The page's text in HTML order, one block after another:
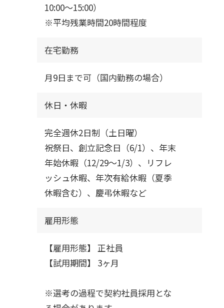
10:00～15:00）
※平均残業時間20時間程度
在宅勤務
月9日まで可（国内勤務の場合）
休日・休暇
完全週休2日制（土日曜）
祝祭日、創立記念日（6/1）、年末
年始休暇（12/29～1/3）、リフレ
ッシュ休暇、年次有給休暇（夏季
休暇含む）、慶弔休暇など
雇用形態
【雇用形態】 正社員
【試用期間】 3ヶ月
※選考の過程で契約社員採用とな